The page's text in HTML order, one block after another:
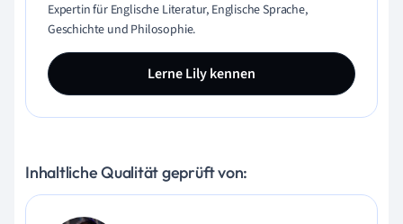
Expertin für Englische Literatur, Englische Sprache,
Geschichte und Philosophie.
Lerne Lily kennen
Inhaltliche Qualität geprüft von: